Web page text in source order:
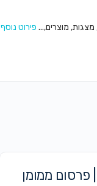
מצגות, מוצרים,... פירוט נוסף
ממומן